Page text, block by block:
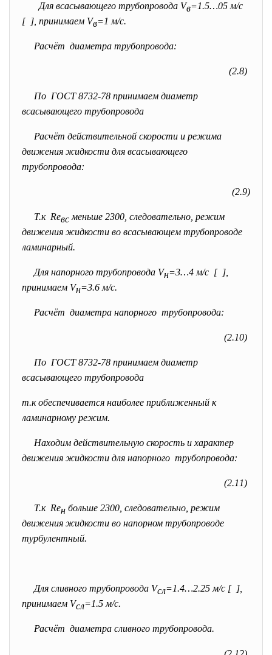
Для всасывающего трубопровода Vв=1.5…05 м/с
[ ], принимаем Vв=1 м/с.
Расчёт диаметра трубопровода:
(2.8)
По ГОСТ 8732-78 принимаем диаметр
всасывающего трубопровода
Расчёт действительной скорости и режима
движения жидкости для всасывающего
трубопровода:
(2.9)
Т.к Reвс меньше 2300, следовательно, режим
движения жидкости во всасывающем трубопроводе
ламинарный.
Для напорного трубопровода Vн=3…4 м/с [ ],
принимаем Vн=3.6 м/с.
Расчёт диаметра напорного трубопровода:
(2.10)
По ГОСТ 8732-78 принимаем диаметр
всасывающего трубопровода
т.к обеспечивается наиболее приближенный к
ламинарному режим.
Находим действительную скорость и характер
движения жидкости для напорного трубопровода:
(2.11)
Т.к Reн больше 2300, следовательно, режим
движения жидкости во напорном трубопроводе
турбулентный.
Для сливного трубопровода Vсл=1.4…2.25 м/с [ ],
принимаем Vсл=1.5 м/с.
Расчёт диаметра сливного трубопровода.